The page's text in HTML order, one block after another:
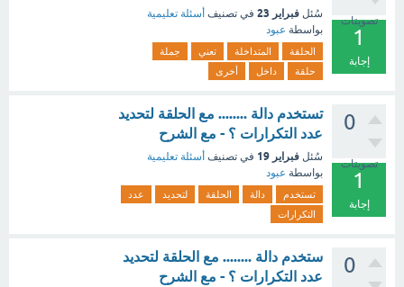
تصويتات
1
إجابة
سُئل فبراير 23 في تصنيف أسئلة تعليمية
بواسطة عبود
الحلقة المتداخلة تعني
جملة
حلقة
داخل أخرى
0
تصويتات
1
إجابة
تستخدم دالة ........ مع الحلقة لتحديد
عدد التكرارات ؟ - مع الشرح
سُئل فبراير 19 في تصنيف أسئلة تعليمية
بواسطة عبود
تستخدم دالة الحلقة لتحديد
عدد
التكرارات
0
ستخدم دالة ........ مع الحلقة لتحديد
عدد التكرارات ؟ - مع الشرح